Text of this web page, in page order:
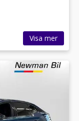
Visa mer